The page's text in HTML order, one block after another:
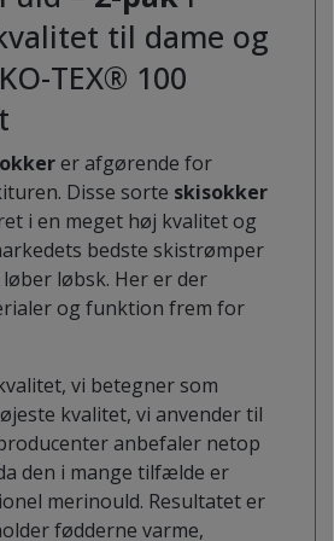
til dame og
TEX® 100
er afgørende for
Disse sorte skisokker
i en meget høj kvalitet og
bedste skistrømper
løbsk. Her er der
og funktion frem for
vi betegner som
kvalitet, vi anvender til
anbefaler netop
den i mange tilfælde er
merinould. Resultatet er
fødderne varme,